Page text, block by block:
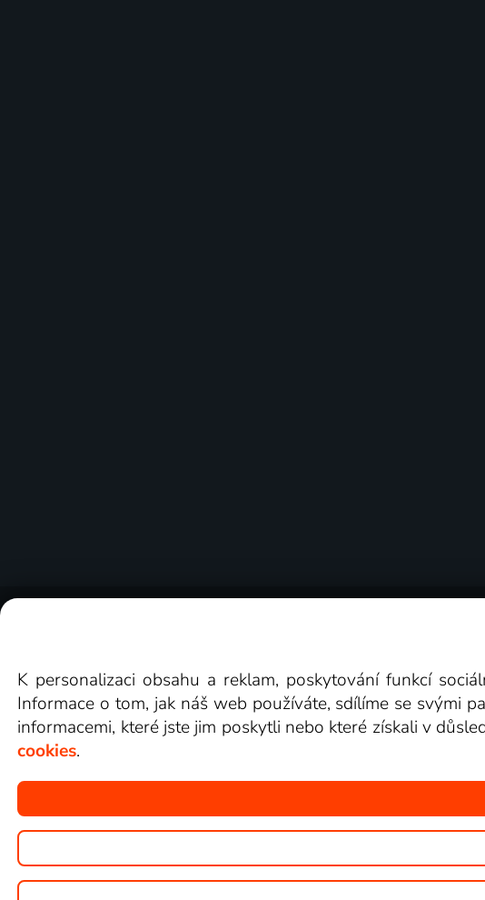
Copyright © goNET s.r.o. Na tomto
K personalizaci obsahu a reklam, poskytování funkcí
Informace o tom, jak náš web používáte, sdílíme se svými
informacemi, které jste jim poskytli nebo které získali v
cookies.